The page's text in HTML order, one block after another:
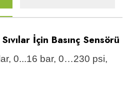
İçin Basınç Sensörü
0...16 bar, 0…230 psi,